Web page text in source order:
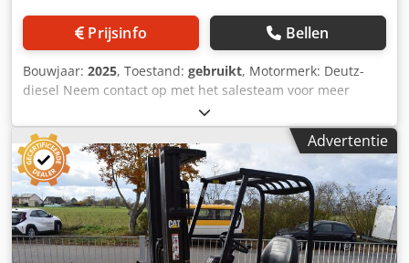
Prijsinfo Bellen
Bouwjaar: 2025, Toestand: gebruikt, Motormerk: Deutz-
diesel Neem contact op met het salesteam voor meer
informatie. Dcjdpjydl Tpefx Aiksk
Advertentie